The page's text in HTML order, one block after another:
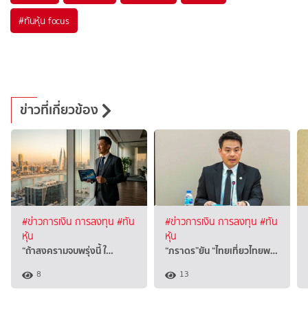
#ทันหุ้น focus
ข่าวที่เกี่ยวข้อง
#ข่าวการเงิน การลงทุน #ทัน
หุ้น
“ถ้าสงครามจบพรุ่งนี้ ใ…
8
#ข่าวการเงิน การลงทุน #ทัน
หุ้น
“ภราดร”ยัน “ไทยเที่ยวไทยพ…
13